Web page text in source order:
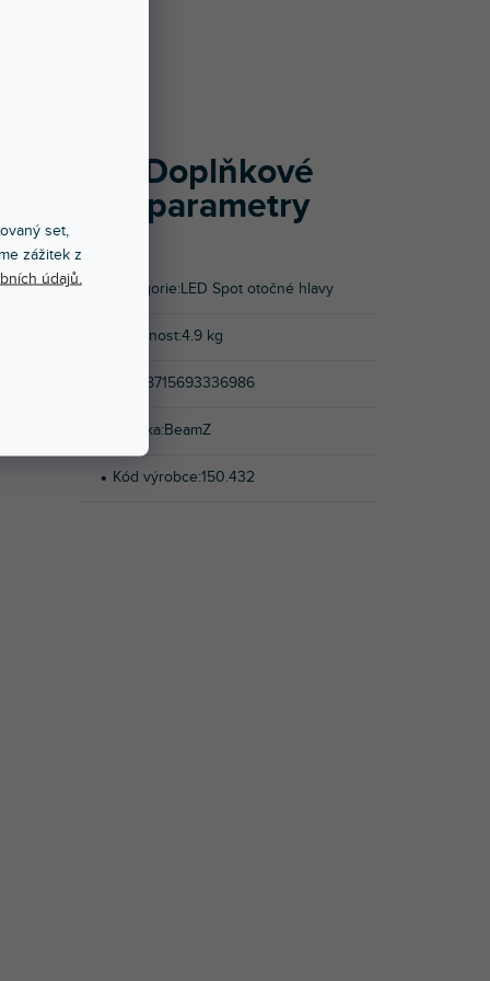
set,
zážitek z
údajů.
barevné
slibuje
bary a
můžete
se svým
a
a
mohou
Doplňkové
parametry
Kategorie:LED Spot otočné hlavy
Hmotnost:4.9 kg
8715693336986
Značka:BeamZ
Kód výrobce:150.432